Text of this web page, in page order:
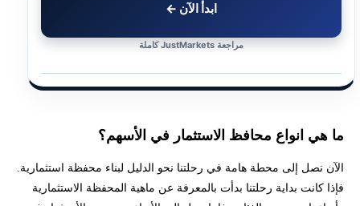
ابدأ الآن ←
مراجعة JustMarkets كاملة
ما هي انواع محافظ الاستثمار في الأسهم؟
الآن نصل إلى محطة هامة في رحلتنا نحو الدليل لبناء محفظة استثمارية.
فإذا كانت بداية رحلتنا بدأت بالمعرفة عن ماهية المحفظة الاستثمارية